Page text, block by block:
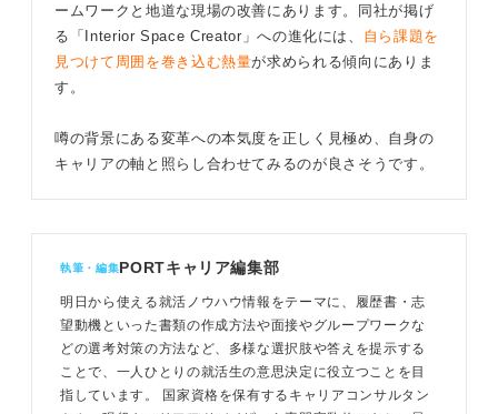
ームワークと地道な現場の改善にあります。同社が掲げ
る「Interior Space Creator」への進化には、 自ら課題を
見つけて周囲を巻き込む熱量が求められる傾向にありま
す。
噂の背景にある変革への本気度を正しく見極め、自身の
キャリアの軸と照らし合わせてみるのが良さそうです。
執筆・編集PORTキャリア編集部
明日から使える就活ノウハウ情報をテーマに、履歴書・志
望動機といった書類の作成方法や面接やグループワークな
どの選考対策の方法など、多様な選択肢や答えを提示する
ことで、一人ひとりの就活生の意思決定に役立つことを目
指しています。 国家資格を保有するキャリアコンサルタン